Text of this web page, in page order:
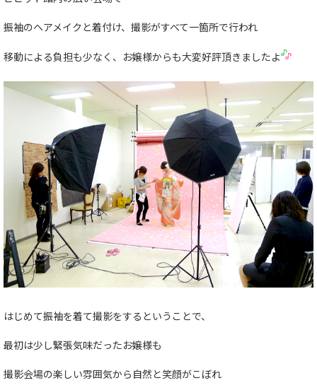
振袖のヘアメイクと着付け、撮影がすべて一箇所で行われ
移動による負担も少なく、お嬢様からも大変好評頂きましたよ
はじめて振袖を着て撮影をするということで、
最初は少し緊張気味だったお嬢様も
撮影会場の楽しい雰囲気から自然と笑顔がこぼれ